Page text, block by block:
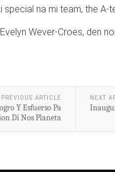
na mi team, the
Wever-Croes, den
PREVIOUS ARTICLE
Y Esfuerso Pa
Di Nos Planeta
NEXT